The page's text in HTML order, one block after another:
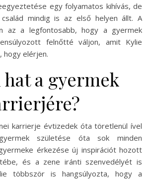
egy folyamatos kihívás, de
mindig is az első helyen állt. A
az a legfontosabb, hogy a gyermek
felnőtté váljon, amit Kylie
hogy elérjen.
hat a gyermek
karrierje évtizedek óta töretlenül ível
születése óta sok minden
érkezése új inspirációt hozott
és a zene iránti szenvedélyét is
többször is hangsúlyozta, hogy a